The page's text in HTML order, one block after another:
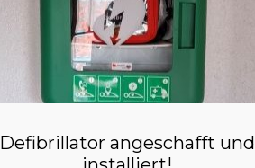
Defibrillator angeschafft und